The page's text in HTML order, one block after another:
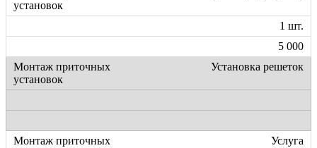
1 шт.
5 000
Установка решеток
Услуга